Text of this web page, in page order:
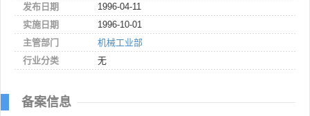
发布日期
1996-04-11
实施日期
1996-10-01
主管部门
机械工业部
行业分类
无
备案信息